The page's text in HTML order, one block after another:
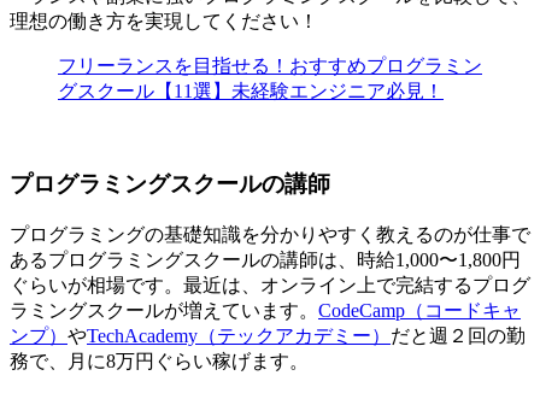
理想の働き方を実現してください！
フリーランスを目指せる！おすすめプログラミン
グスクール【11選】未経験エンジニア必見！
プログラミングスクールの講師
プログラミングの基礎知識を分かりやすく教えるのが仕事で
あるプログラミングスクールの講師は、時給1,000〜1,800円
ぐらいが相場です。最近は、オンライン上で完結するプログ
ラミングスクールが増えています。 CodeCamp（コードキャ
ンプ） やTechAcademy（テックアカデミー） だと週２回の勤
務で、月に8万円ぐらい稼げます。